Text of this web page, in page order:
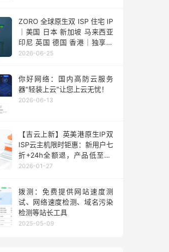
ZORO 全球原生双 ISP 住宅 IP
｜美国 日本 新加坡 马来西亚
印尼 英国 德国 香港｜独享静
态 IPv4
2026-06-25
你好网络：国内高防云服务
器"轻装上云"让您上云无忧！
2026-06-13
【吉云上新】英美港原生IP双
ISP云主机限时钜惠：新用户七
折+24h全额退，产品低至36
元每月，TikTok业务秒部署！
2026-01-27
拨测：免费提供网站速度测
试、网络速度检测、域名污染
检测等站长工具
2025-05-09